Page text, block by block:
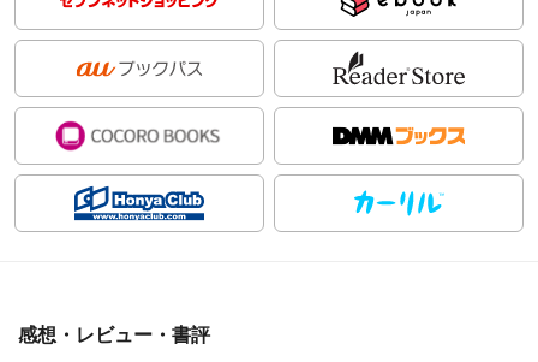
感想・レビュー・書評